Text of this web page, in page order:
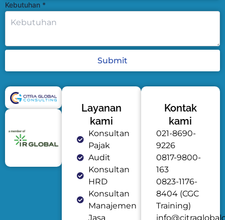
Kebutuhan *
Submit
Layanan
kami
Konsultan
Pajak
Audit
Konsultan
HRD
Konsultan
Manajemen
Jasa
Kontak
kami
021-8690-
9226
0817-9800-
163
0823-1176-
8404 (CGC
Training)